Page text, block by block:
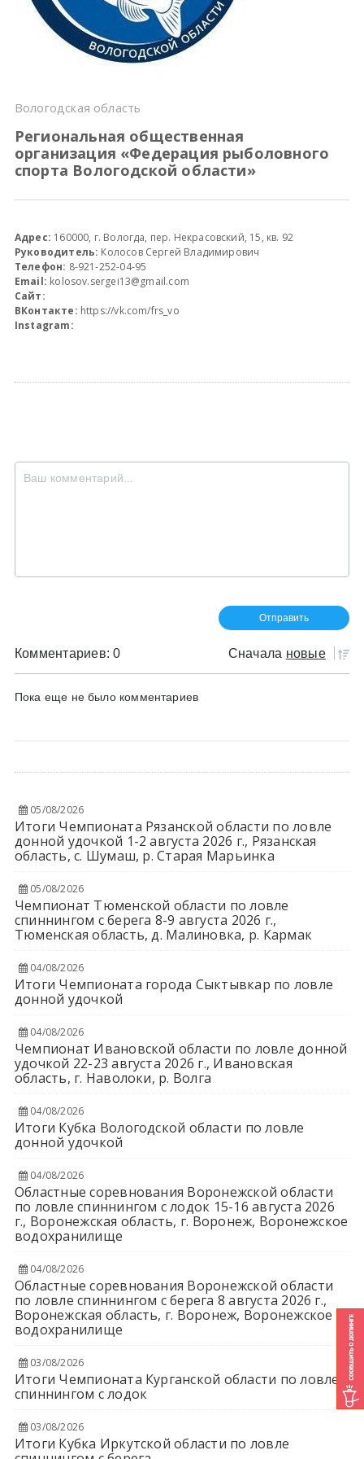
Вологодская область
Региональная общественная
организация «Федерация рыболовного
спорта Вологодской области»
Адрес: 160000, г. Вологда, пер. Некрасовский, 15, кв. 92
Руководитель: Колосов Сергей Владимирович
Телефон: 8-921-252-04-95
Email: kolosov.sergei13@gmail.com
Сайт:
ВКонтакте: https://vk.com/frs_vo
Instagram:
Комментариев: 0 Сначала новые
Пока еще не было комментариев
05/08/2026
Итоги Чемпионата Рязанской области по ловле
донной удочкой 1-2 августа 2026 г., Рязанская
область, с. Шумаш, р. Старая Марьинка
05/08/2026
Чемпионат Тюменской области по ловле
спиннингом с берега 8-9 августа 2026 г.,
Тюменская область, д. Малиновка, р. Кармак
04/08/2026
Итоги Чемпионата города Сыктывкар по ловле
донной удочкой
04/08/2026
Чемпионат Ивановской области по ловле донной
удочкой 22-23 августа 2026 г., Ивановская
область, г. Наволоки, р. Волга
04/08/2026
Итоги Кубка Вологодской области по ловле
донной удочкой
04/08/2026
Областные соревнования Воронежской области
по ловле спиннингом с лодок 15-16 августа 2026
г., Воронежская область, г. Воронеж, Воронежское
водохранилище
04/08/2026
Областные соревнования Воронежской области
по ловле спиннингом с берега 8 августа 2026 г.,
Воронежская область, г. Воронеж, Воронежское
водохранилище
03/08/2026
Итоги Чемпионата Курганской области по ловле
спиннингом с лодок
03/08/2026
Итоги Кубка Иркутской области по ловле
Всероссийские правила